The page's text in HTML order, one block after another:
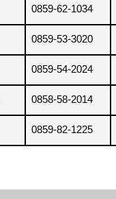
0859-62-1034
0859-53-3020
0859-54-2024
0858-58-2014
0859-82-1225